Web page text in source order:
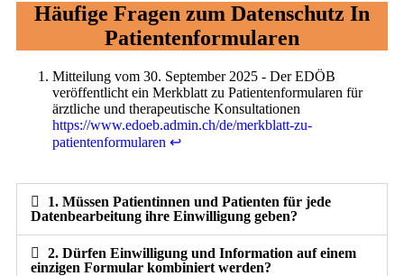
Häufige Fragen zum Datenschutz In
Patientenformularen
Mitteilung vom 30. September 2025 - Der EDÖB
veröffentlicht ein Merkblatt zu Patientenformularen für
ärztliche und therapeutische Konsultationen
https://www.edoeb.admin.ch/de/merkblatt-zu-
patientenformularen ↩︎
1. Müssen Patientinnen und Patienten für jede
Datenbearbeitung ihre Einwilligung geben?
2. Dürfen Einwilligung und Information auf einem
einzigen Formular kombiniert werden?